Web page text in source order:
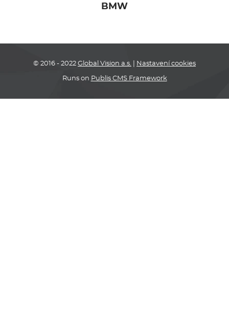
BMW
© 2016 - 2022 Global Vision a.s. Nastavení cookies
Runs on Publis CMS Framework